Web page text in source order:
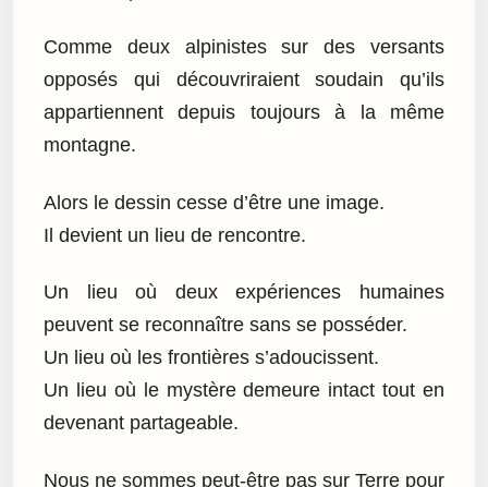
Comme deux alpinistes sur des versants
opposés qui découvriraient soudain qu’ils
appartiennent depuis toujours à la même
montagne.
Alors le dessin cesse d’être une image.
Il devient un lieu de rencontre.
Un lieu où deux expériences humaines
peuvent se reconnaître sans se posséder.
Un lieu où les frontières s’adoucissent.
Un lieu où le mystère demeure intact tout en
devenant partageable.
Nous ne sommes peut-être pas sur Terre pour